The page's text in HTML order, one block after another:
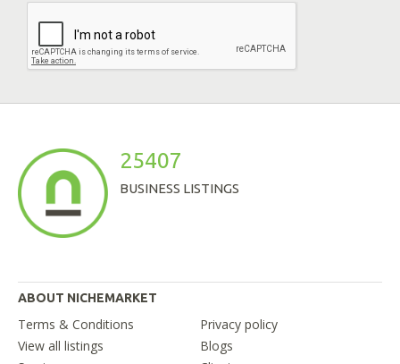
25407
BUSINESS LISTINGS
ABOUT NICHEMARKET
Terms & Conditions
Privacy policy
View all listings
Blogs